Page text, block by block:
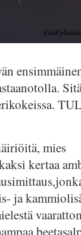
mies
kertaa
ja